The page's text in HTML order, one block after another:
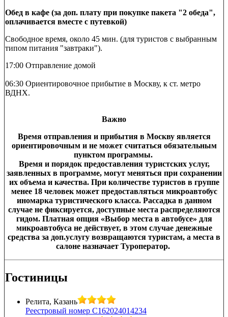
Обед в кафе (за доп. плату при покупке пакета "2 обеда",
оплачивается вместе с путевкой)
Свободное время, около 45 мин. (для туристов с выбранным
типом питания "завтраки").
17:00 Отправление домой
06:30 Ориентировочное прибытие в Москву, к ст. метро
ВДНХ.
Важно
Время отправления и прибытия в Москву является
ориентировочным и не может считаться обязательным
пунктом программы.
Время и порядок предоставления туристских услуг,
заявленных в программе, могут меняться при сохранении
их объема и качества. При количестве туристов в группе
менее 18 человек может предоставляться микроавтобус
иномарка туристического класса. Рассадка в данном
случае не фиксируется, доступные места распределяются
гидом. Платная опция «Выбор места в автобусе» для
микроавтобуса не действует, в этом случае денежные
средства за доп.услугу возвращаются туристам, а места в
салоне назначает Туроператор.
Гостиницы
Релита, Казань
Реестровый номер С162024014234